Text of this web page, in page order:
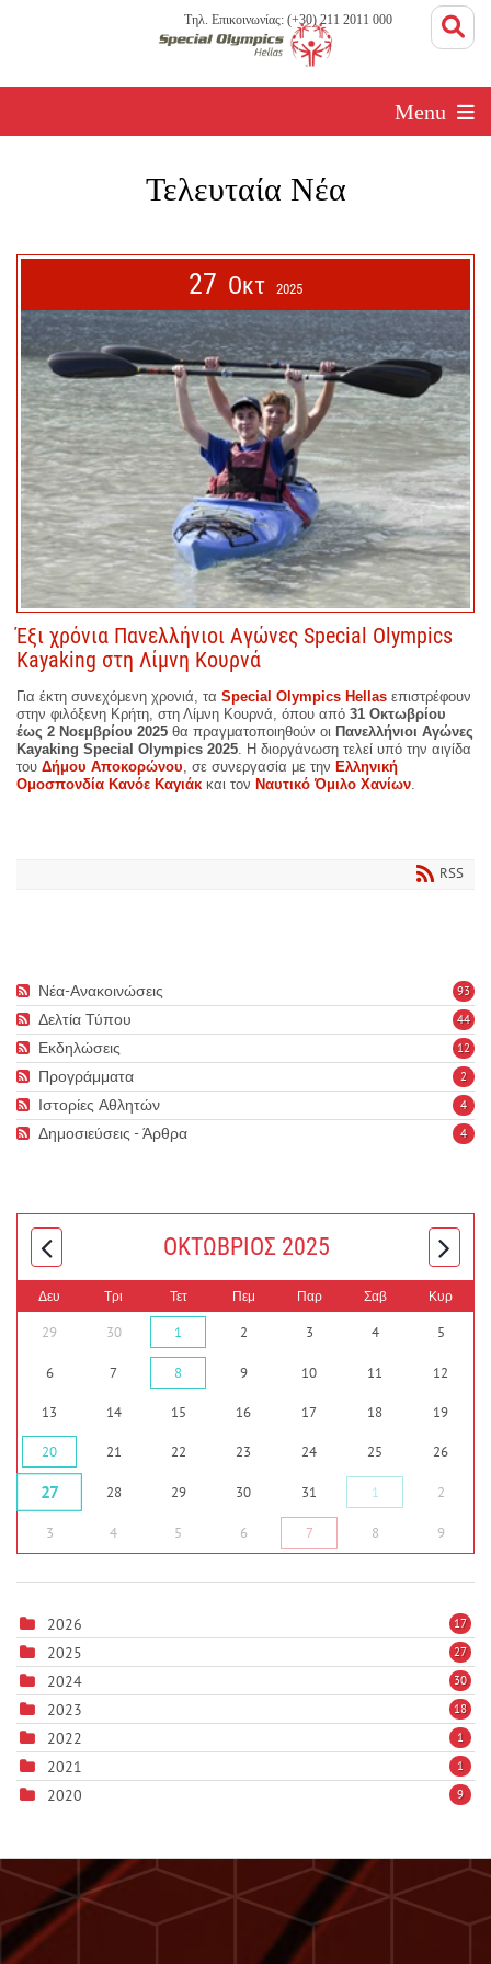
Τηλ. Επικοινωνίας: (+30) 211 2011 000
Menu
Τελευταία Νέα
27 Οκτ 2025
Έξι χρόνια Πανελλήνιοι Αγώνες Special Olympics
Kayaking στη Λίμνη Κουρνά
Για έκτη συνεχόμενη χρονιά, τα Special Olympics Hellas επιστρέφουν
στην φιλόξενη Κρήτη, στη Λίμνη Κουρνά, όπου από 31 Οκτωβρίου
έως 2 Νοεμβρίου 2025 θα πραγματοποιηθούν οι Πανελλήνιοι Αγώνες
Kayaking Special Olympics 2025 . Η διοργάνωση τελεί υπό την αιγίδα
του Δήμου Αποκορώνου , σε συνεργασία με την Ελληνική
Ομοσπονδία Κανόε Καγιάκ και τον Ναυτικό Όμιλο Χανίων
RSS
93
Νέα-Ανακοινώσεις
44
Δελτία Τύπου
12
Εκδηλώσεις
2
Προγράμματα
4
Ιστορίες Αθλητών
4
Δημοσιεύσεις - Άρθρα
ΟΚΤΏΒΡΙΟΣ 2025
Δευ Τρι Τετ Πεμ Παρ Σαβ Κυρ
29 30 1 2 3 4 5
6 7 8 9 10 11 12
13 14 15 16 17 18 19
20 21 22 23 24 25 26
27 28 29 30 31 1 2
3 4 5 6 7 8 9
2026 17
2025 27
2024 30
2023 18
2022 1
2021 1
2020 9